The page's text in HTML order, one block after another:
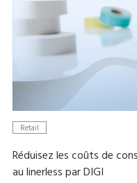
Retail
Réduisez les coûts de
au linerless par DIGI